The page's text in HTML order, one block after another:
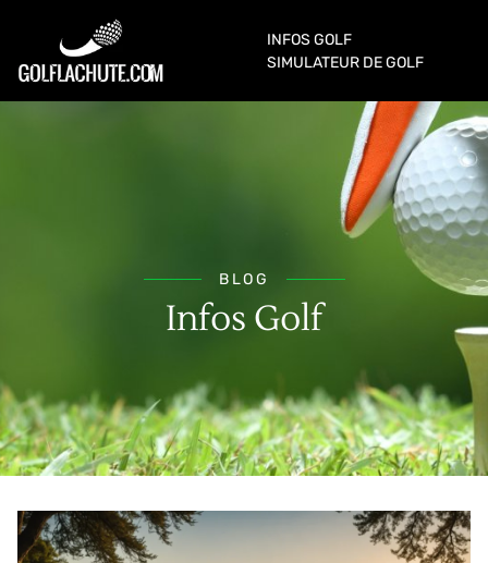
INFOS GOLF
SIMULATEUR DE GOLF
BLOG
Infos Golf